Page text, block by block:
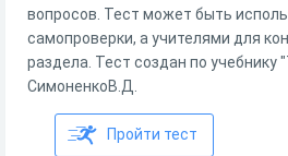
вопросов. Тест может быть
самопроверки, а учителями для
раздела. Тест создан по учебнику
СимоненкоВ.Д.
Пройти тест